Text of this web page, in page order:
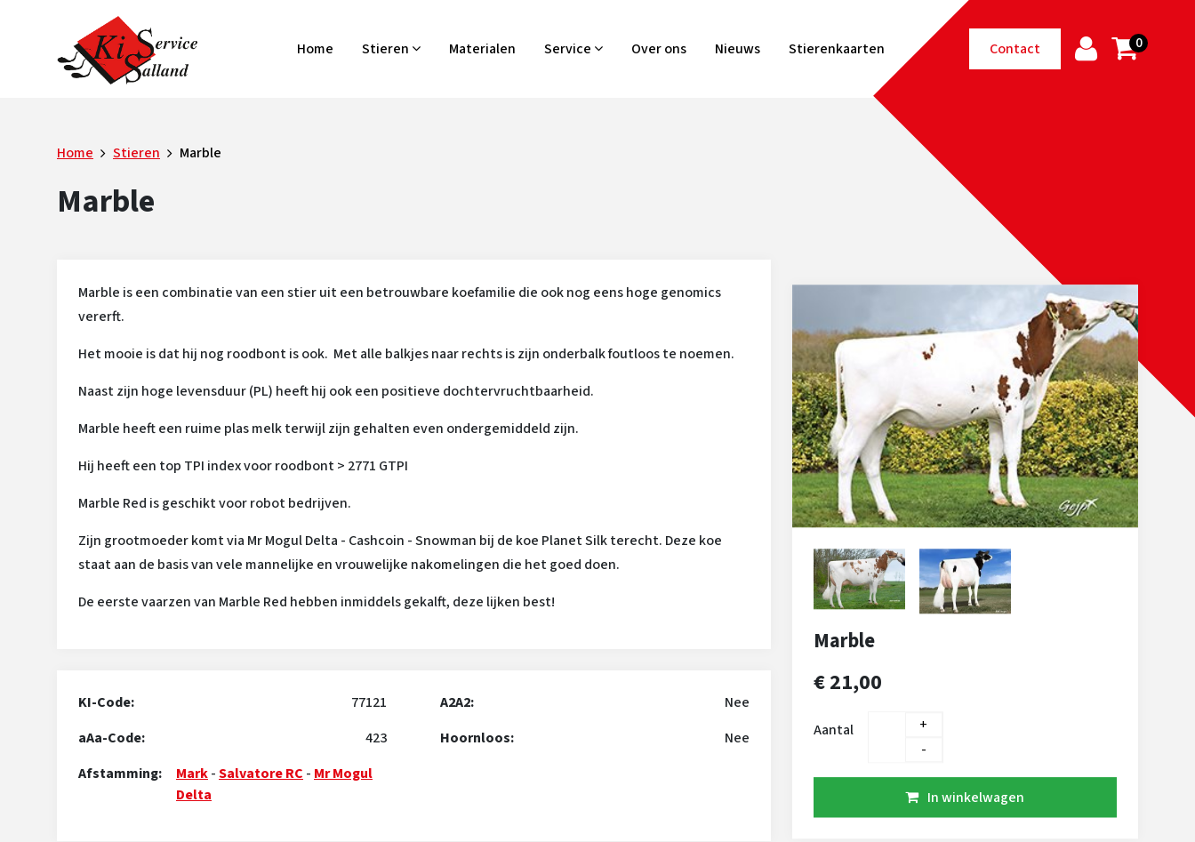
Home Stieren Materialen Service Over ons Nieuws Stierenkaarten Contact 0
Home Stieren Marble
Marble
Marble is een combinatie van een stier uit een betrouwbare koefamilie die ook nog eens hoge genomics
vererft.
Het mooie is dat hij nog roodbont is ook. Met alle balkjes naar rechts is zijn onderbalk foutloos te noemen.
Naast zijn hoge levensduur (PL) heeft hij ook een positieve dochtervruchtbaarheid.
Marble heeft een ruime plas melk terwijl zijn gehalten even ondergemiddeld zijn.
Hij heeft een top TPI index voor roodbont > 2771 GTPI
Marble Red is geschikt voor robot bedrijven.
Zijn grootmoeder komt via Mr Mogul Delta - Cashcoin - Snowman bij de koe Planet Silk terecht. Deze koe
staat aan de basis van vele mannelijke en vrouwelijke nakomelingen die het goed doen.
De eerste vaarzen van Marble Red hebben inmiddels gekalft, deze lijken best!
KI-Code:
77121
aAa-Code:
423
Afstamming:
Mark-Salvatore RC - Mr Mogul
Delta
A2A2:
Nee
Hoornloos:
Nee
Marble
€ 21,00
Aantal
+
-
In winkelwagen